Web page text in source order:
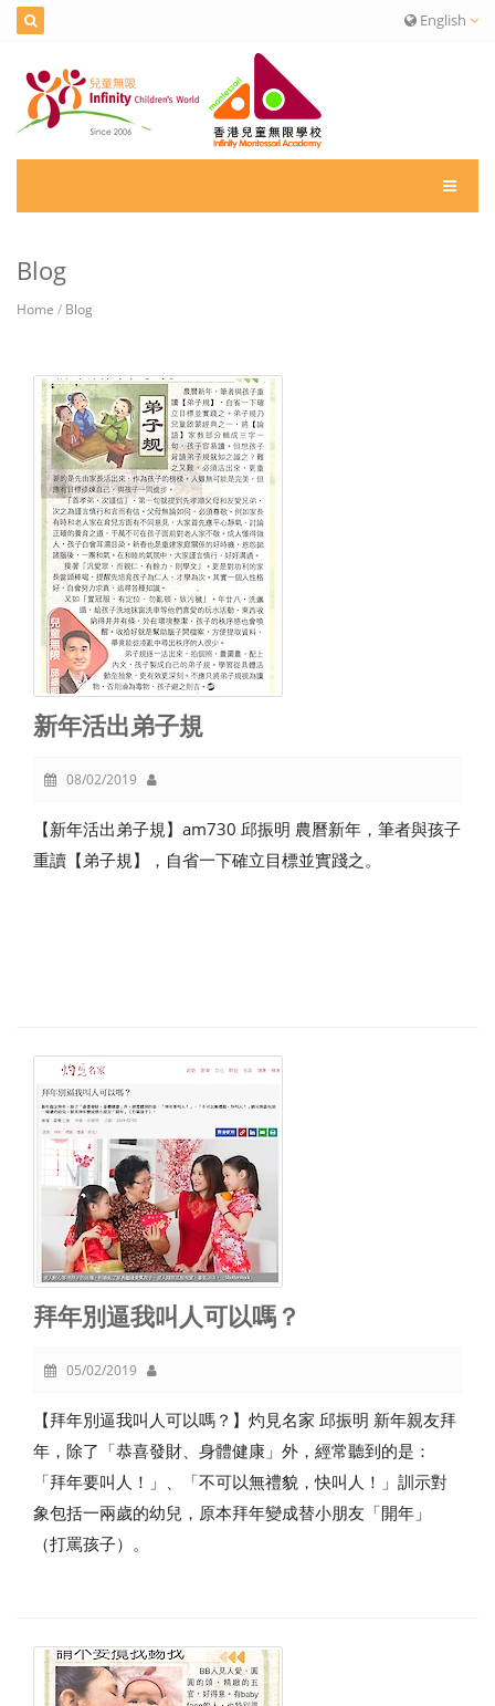
English
Blog
Home / Blog
新年活出弟子規
08/02/2019
【新年活出弟子規】am730 邱振明 農曆新年，筆者與孩子
重讀【弟子規】，自省一下確立目標並實踐之。
拜年別逼我叫人可以嗎？
05/02/2019
【拜年別逼我叫人可以嗎？】灼見名家 邱振明 新年親友拜
年，除了「恭喜發財、身體健康」外，經常聽到的是：
「拜年要叫人！」、「不可以無禮貌，快叫人！」訓示對
象包括一兩歲的幼兒，原本拜年變成替小朋友「開年」
（打罵孩子）。